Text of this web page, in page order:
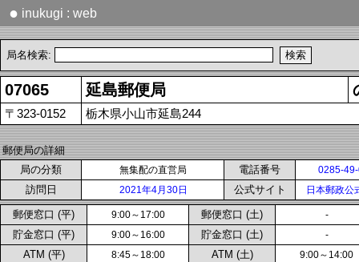
● inukugi : web
局名検索:
07065 延島郵便局
〒323-0152 栃木県小山市延島244
郵便局の詳細
局の分類
無集配の直営局 電話番号 0285-
訪問日 2021年4月30日 公式サイト 日本郵政公
郵便窓口 (平) 9:00～17:00 郵便窓口 (土) -
貯金窓口 (平) 9:00～16:00 貯金窓口 (土) -
ATM (平) 8:45～18:00 ATM (土) 9:00～14:00